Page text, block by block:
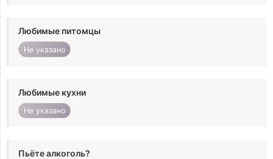
Любимые питомцы
Не указано
Любимые кухни
Не указано
Пьёте алкоголь?